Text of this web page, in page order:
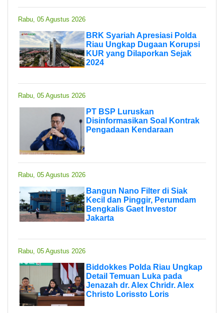
Rabu, 05 Agustus 2026
BRK Syariah Apresiasi Polda
Riau Ungkap Dugaan Korupsi
KUR yang Dilaporkan Sejak
2024
Rabu, 05 Agustus 2026
PT BSP Luruskan
Disinformasikan Soal Kontrak
Pengadaan Kendaraan
Rabu, 05 Agustus 2026
Bangun Nano Filter di Siak
Kecil dan Pinggir, Perumdam
Bengkalis Gaet Investor
Jakarta
Rabu, 05 Agustus 2026
Biddokkes Polda Riau Ungkap
Detail Temuan Luka pada
Jenazah dr. Alex Chridr. Alex
Christo Lorissto Loris